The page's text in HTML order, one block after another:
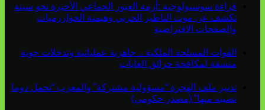
قراءة سوسيولوجية :أزمة العبور الجماعي الأخيرة نحو سبتة
تكشف عن موت التاطير الحزبي وهيمنة الخوارزميات
والصفحات الافتراضية
القوات المسلحة الملكية .. جاهزية عملياتية وتدخلات جوية
منسقة لمكافحة حرائق الغابات
تدبير ملف الهجرة “مسؤولية مشتركة” والمغرب “تحمل دوما
نصيبه منها” (مصدر حكومي)